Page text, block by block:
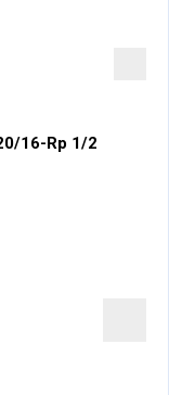
16-Rp 1/2